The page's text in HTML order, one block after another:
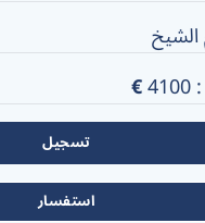
:
4100
€
تسجيل
استفسار